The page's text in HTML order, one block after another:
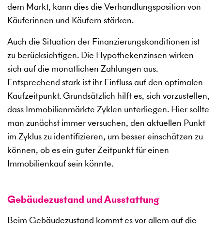
dem Markt, kann dies die Verhandlungsposition von
Käuferinnen und Käufern stärken.
Auch die Situation der Finanzierungskonditionen ist
zu berücksichtigen. Die Hypothekenzinsen wirken
sich auf die monatlichen Zahlungen aus.
Entsprechend stark ist ihr Einfluss auf den optimalen
Kaufzeitpunkt. Grundsätzlich hilft es, sich vorzustellen,
dass Immobilienmärkte Zyklen unterliegen. Hier sollte
man zunächst immer versuchen, den aktuellen Punkt
im Zyklus zu identifizieren, um besser einschätzen zu
können, ob es ein guter Zeitpunkt für einen
Immobilienkauf sein könnte.
Gebäudezustand und Ausstattung
Beim Gebäudezustand kommt es vor allem auf die